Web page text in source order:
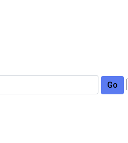
Go